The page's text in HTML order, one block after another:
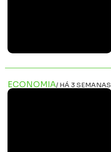
ECONOMIA/ HÁ 3 SEMANAS